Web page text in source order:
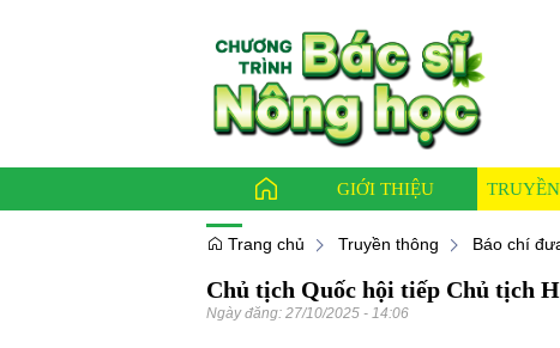
GIỚI THIỆU
Báo chí
Trang chủ Truyền thông Báo chí
Chủ tịch Quốc hội tiếp Chủ tịch
Ngày đăng: 27/10/2025 - 14:06